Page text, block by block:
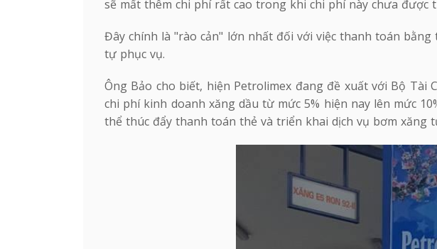
sẽ mất thêm chi phí rất cao trong khi chi phí này chưa được
Đây chính là "rào cản" lớn nhất đối với việc thanh toán
tự phục vụ.
Ông Bảo cho biết, hiện Petrolimex đang đề xuất với Bộ Tài
chi phí kinh doanh xăng dầu từ mức 5% hiện nay lên mức
thể thúc đẩy thanh toán thẻ và triển khai dịch vụ bơm xăng